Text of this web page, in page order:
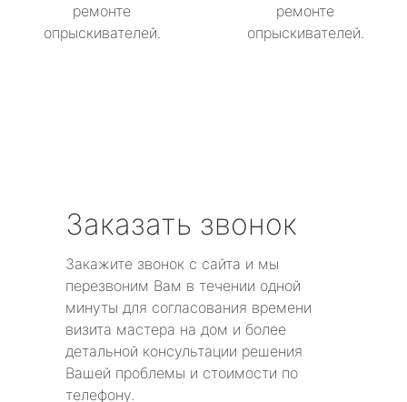
ремонте
опрыскивателей.
ремонте
опрыскивателей.
Заказать звонок
Закажите звонок с сайта и мы
перезвоним Вам в течении одной
минуты для согласования времени
визита мастера на дом и более
детальной консультации решения
Вашей проблемы и стоимости по
телефону.